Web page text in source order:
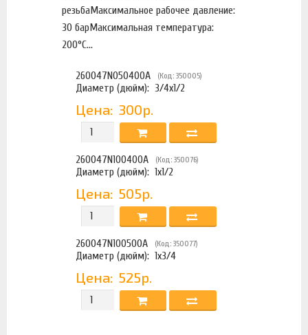
резьбаМаксимальное рабочее давление:
30 барМаксимальная температура:
200°С...
260047N050400A (Код: 350005)
Диаметр (дюйм): 3/4х1/2
Цена: 300р.
260047N100400A (Код: 350076)
Диаметр (дюйм):1х1/2
Цена: 505р.
260047N100500A (Код: 350077)
Диаметр (дюйм):1х3/4
Цена: 525р.